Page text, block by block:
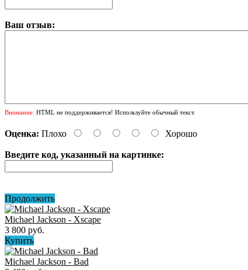
Ваш отзыв:
Внимание: HTML не поддерживается! Используйте обычный текст.
Оценка: Плохо Хорошо
Введите код, указанный на картинке:
Продолжить
Michael Jackson - Xscape
3 800 руб.
Купить
Michael Jackson - Bad